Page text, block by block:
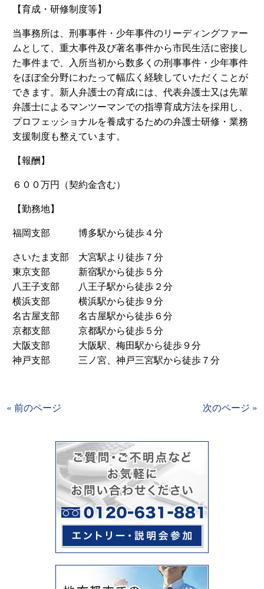
【育成・研修制度等】
当事務所は、刑事事件・少年事件のリーディングファー
ムとして、重大事件及び著名事件から市民生活に密接し
た事件まで、入所当初から数多くの刑事事件・少年事件
をほぼ全分野にわたって幅広く経験していただくことが
できます。新人弁護士の育成には、代表弁護士又は先輩
弁護士によるマンツーマンでの指導育成方法を採用し、
プロフェッショナルを養成するための弁護士研修・業務
支援制度も整えています。
【報酬】
６００万円（契約金含む）
【勤務地】
福岡支部 博多駅から徒歩４分
さいたま支部 大宮駅より徒歩７分
東京支部 新宿駅から徒歩５分
八王子支部 八王子駅から徒歩２分
横浜支部 横浜駅から徒歩９分
名古屋支部 名古屋駅から徒歩６分
京都支部 京都駅から徒歩５分
大阪支部 大阪駅、梅田駅から徒歩９分
神戸支部 三ノ宮、神戸三宮駅から徒歩７分
« 前のページ 次のページ »